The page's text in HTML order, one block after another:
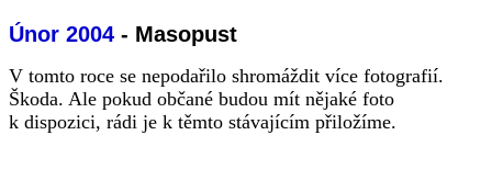
Únor 2004 - Masopust
V tomto roce se nepodařilo shromáždit více fotografií.
Škoda. Ale pokud občané budou mít nějaké foto
k dispozici, rádi je k těmto stávajícím přiložíme.